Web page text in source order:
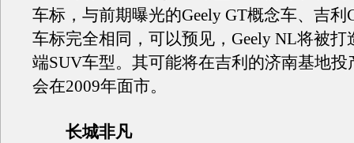
车标，与前期曝光的Geely GT概念车、吉利
车标完全相同，可以预见，Geely NL将被打
端SUV车型。其可能将在吉利的济南基地投
会在2009年面市。
长城非凡